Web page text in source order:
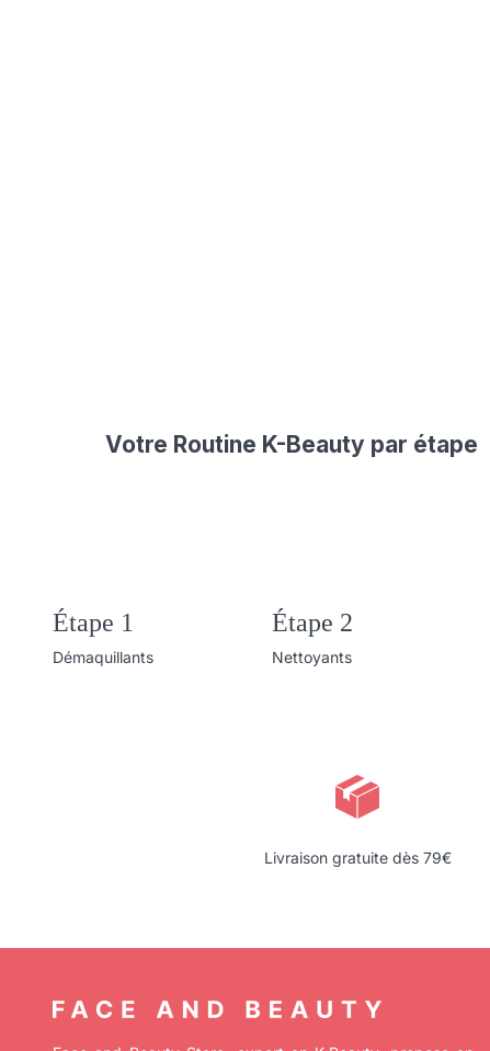
Votre Routine K-Beauty par étape
Étape 1
Démaquillants
Étape 2
Nettoyants
Livraison gratuite dès 79€